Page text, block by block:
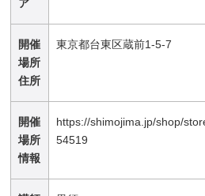
ア
開催
場所
住所
東京都台東区蔵前1-5-7
開催
場所
情報
https://shimojima.jp/shop/
54519